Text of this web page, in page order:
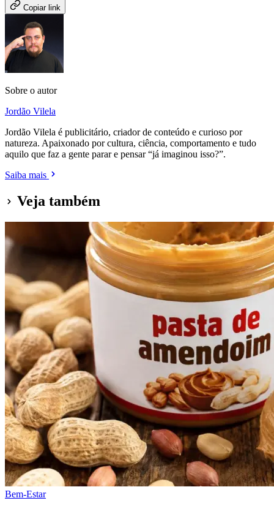
Copiar link
Sobre o autor
Jordão Vilela
Jordão Vilela é publicitário, criador de conteúdo e curioso por
natureza. Apaixonado por cultura, ciência, comportamento e tudo
aquilo que faz a gente parar e pensar “já imaginou isso?”.
Saiba mais
Veja também
Bem-Estar